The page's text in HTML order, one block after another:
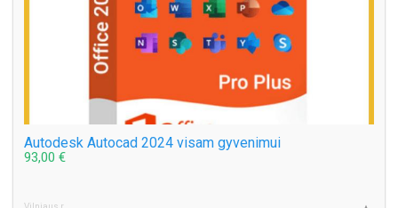
Autodesk Autocad 2024 visam gyvenimui
93,00 €